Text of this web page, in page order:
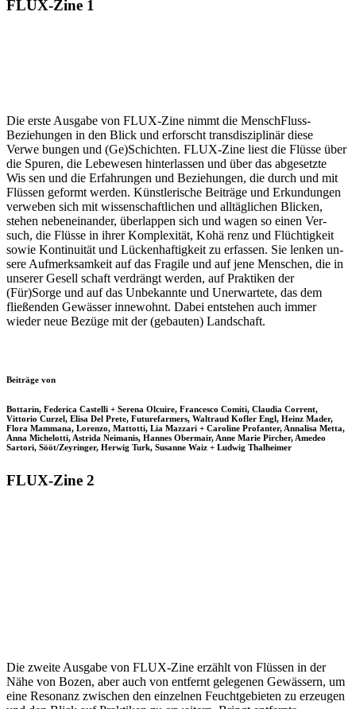
FLUX-Zine 1
Die erste Ausgabe von FLUX-Zine nimmt die Mensch­Fluss­
Beziehungen in den Blick und erforscht transdisziplinär diese
Verwe­ bungen und (Ge­)Schichten. FLUX-Zine liest die Flüsse über
die Spuren, die Lebewesen hinterlassen und über das abgesetzte
Wis­ sen und die Erfahrungen und Beziehungen, die durch und mit
Flüssen geformt werden. Künstlerische Beiträge und Erkundungen
verweben sich mit wissenschaftlichen und alltäglichen Blicken,
stehen nebeneinander, überlappen sich und wagen so einen Ver­
such, die Flüsse in ihrer Komplexität, Kohä­ renz und Flüchtigkeit
sowie Kontinuität und Lückenhaftigkeit zu erfassen. Sie lenken un­
sere Aufmerksamkeit auf das Fragile und auf jene Menschen, die in
unserer Gesell­ schaft verdrängt werden, auf Praktiken der
(Für)Sorge und auf das Unbekannte und Unerwartete, das dem
fließenden Gewässer innewohnt. Dabei entstehen auch immer
wieder neue Bezüge mit der (gebauten) Landschaft.
Beiträge von
Bottarin, Federica Castelli + Serena Olcuire, Francesco Comiti, Claudia Corrent,
Vittorio Curzel, Elisa Del Prete, Futurefarmers, Waltraud Kofler Engl, Heinz Mader,
Flora Mammana, Lorenzo, Mattotti, Lia Mazzari + Caroline Profanter, Annalisa Metta,
Anna Michelotti, Astrida Neimanis, Hannes Obermair, Anne Marie Pircher, Amedeo
Sartori, Sööt/Zeyringer, Herwig Turk, Susanne Waiz + Ludwig Thalheimer
FLUX-Zine 2
Die zweite Ausgabe von FLUX-Zine erzählt von Flüssen in der
Nähe von Bozen, aber auch von entfernt gelegenen Gewässern, um
eine Resonanz zwischen den einzelnen Feuchtgebieten zu erzeugen